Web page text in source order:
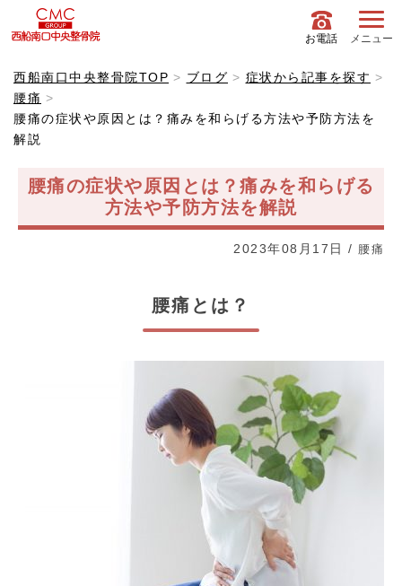
お電話 メニュー
西船南口中央整骨院TOP ブログ
症状から記事を探す
腰痛
腰痛の症状や原因とは？痛みを和らげる方法や予防方法を
解説
腰痛の症状や原因とは？痛みを和らげる
方法や予防方法を解説
2023年08月17日 / 腰痛
腰痛とは？